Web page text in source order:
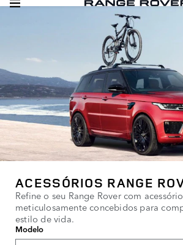
ACESSÓRIOS RANGE
Refine o seu Range Rover com
meticulosamente concebidos para
estilo de vida.
Modelo